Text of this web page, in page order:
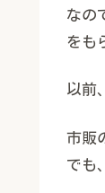
なの
をも
以前
市販
でも